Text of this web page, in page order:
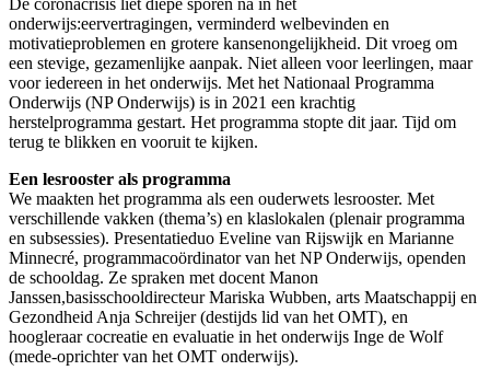
onderwijs:eervertragingen, verminderd welbevinden en
motivatieproblemen en grotere kansenongelijkheid. Dit vroeg om
een stevige, gezamenlijke aanpak. Niet alleen voor leerlingen, maar
voor iedereen in het onderwijs. Met het Nationaal Programma
Onderwijs (NP Onderwijs) is in 2021 een krachtig
herstelprogramma gestart. Het programma stopte dit jaar. Tijd om
terug te blikken en vooruit te kijken.
Een lesrooster als programma
We maakten het programma als een ouderwets lesrooster. Met
verschillende vakken (thema’s) en klaslokalen (plenair programma
en subsessies). Presentatieduo Eveline van Rijswijk en Marianne
Minnecré, programmacoördinatorvan het NP Onderwijs, openden
de schooldag. Ze spraken met docent Manon
Janssen,basisschooldirecteur Mariska Wubben, arts Maatschappij en
Gezondheid Anja Schreijer (destijds lid van het OMT), en
hoogleraar cocreatie en evaluatie in het onderwijs Inge de Wolf
(mede-oprichter van het OMT onderwijs).